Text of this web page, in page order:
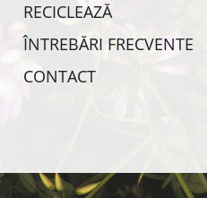
RECICLEAZĂ
ÎNTREBĂRI FRECVENTE
CONTACT